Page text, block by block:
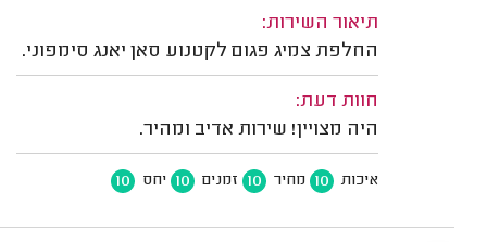
תיאור השירות:
החלפת צמיג פגום לקטנוע סאן יאנג סימפוני.
חוות דעת:
היה מצויין! שירות אדיב ומהיר.
איכות 10 מחיר 10 זמנים 10 יחס 10